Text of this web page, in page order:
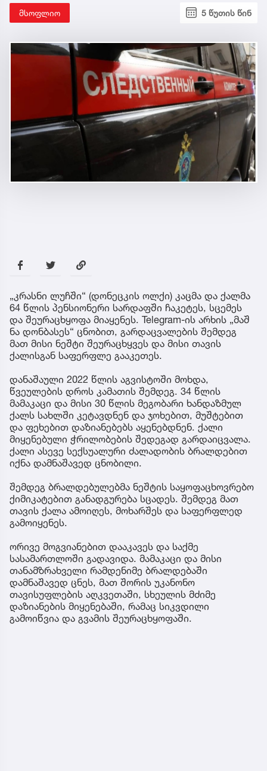
მსოფლიო 5 წუთის წინ
„კრასნი ლუჩში“ (დონეცკის ოლქი) კაცმა და ქალმა
64 წლის პენსიონერი სარდაფში ჩაკეტეს, სცემეს
და შეურაცხყოფა მიაყენეს. Telegram-ის არხის „მაშ
ნა დონბასეს“ ცნობით, გარდაცვალების შემდეგ
მათ მისი ნეშტი შეურაცხყვეს და მისი თავის
ქალისგან საფერფლე გააკეთეს.
დანაშაული 2022 წლის აგვისტოში მოხდა,
წვეულების დროს კამათის შემდეგ. 34 წლის
მამაკაცი და მისი 30 წლის მეგობარი ხანდაზმულ
ქალს სახლში კეტავდნენ და ჯოხებით, მუშტებით
და ფეხებით დაზიანებებს აყენებდნენ. ქალი
მიყენებული ჭრილობების შედეგად გარდაიცვალა.
ქალი ასევე სექსუალური ძალადობის ბრალდებით
იქნა დამნაშავედ ცნობილი.
შემდეგ ბრალდებულებმა ნეშტის საყოფაცხოვრებო
ქიმიკატებით განადგურება სცადეს. შემდეგ მათ
თავის ქალა ამოიღეს, მოხარშეს და საფერფლედ
გამოიყენეს.
ორივე მოგვიანებით დააკავეს და საქმე
სასამართლოში გადავიდა. მამაკაცი და მისი
თანამზრახველი რამდენიმე ბრალდებაში
დამნაშავედ ცნეს, მათ შორის უკანონო
თავისუფლების აღკვეთაში, სხეულის მძიმე
დაზიანების მიყენებაში, რამაც სიკვდილი
გამოიწვია და გვამის შეურაცხყოფაში.